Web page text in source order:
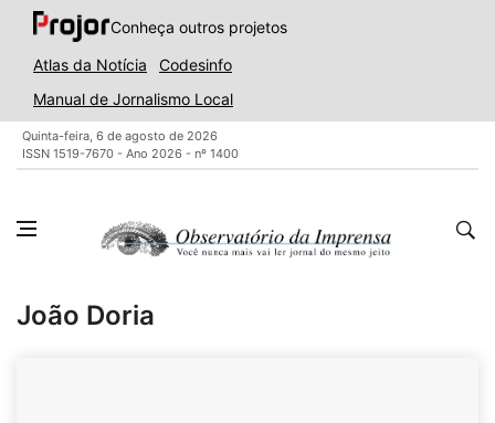
Conheça outros projetos
Atlas da Notícia
Codesinfo
Manual de Jornalismo Local
Quinta-feira, 6 de agosto de 2026
ISSN 1519-7670 - Ano 2026 - nº 1400
João Doria